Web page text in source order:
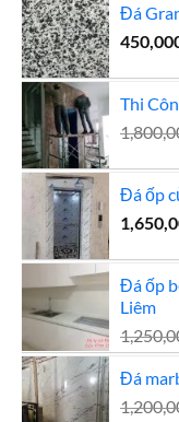
Đá
Thi
Đá ốp
Đá ốp
Liêm
Đá